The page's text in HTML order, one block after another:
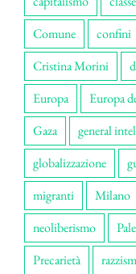
Comune
confini
Cristina Morini
Europa
Europa
Gaza
general
globalizzazione
migranti
Milano
neoliberismo
Precarietà